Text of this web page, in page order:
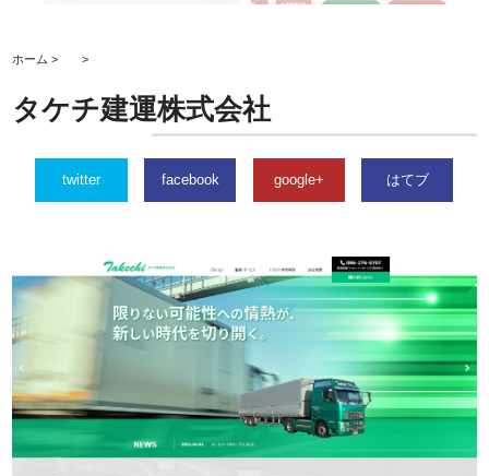
ホーム > >
タケチ建運株式会社
twitter facebook google+ はてブ